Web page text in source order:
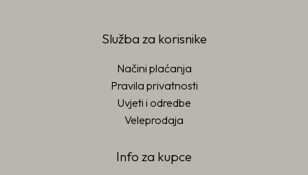
Služba za korisnike
Načini plaćanja
Pravila privatnosti
Uvjeti i odredbe
Veleprodaja
Info za kupce